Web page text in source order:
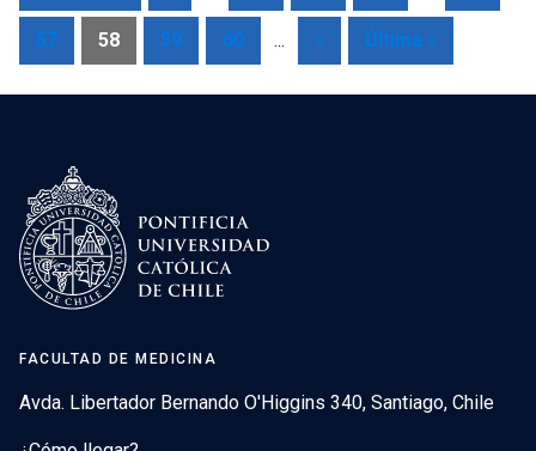
57 58 59 60 ... » Última »
FACULTAD DE MEDICINA
Avda. Libertador Bernando O'Higgins 340, Santiago, Chile